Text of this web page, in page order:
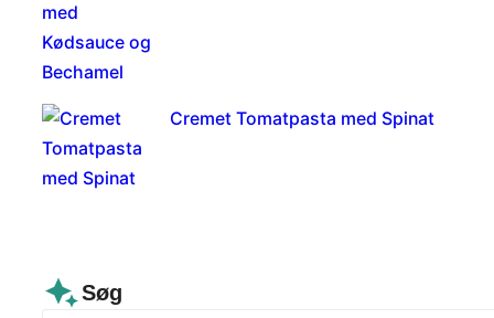
Cremet Tomatpasta med Spinat
Søg